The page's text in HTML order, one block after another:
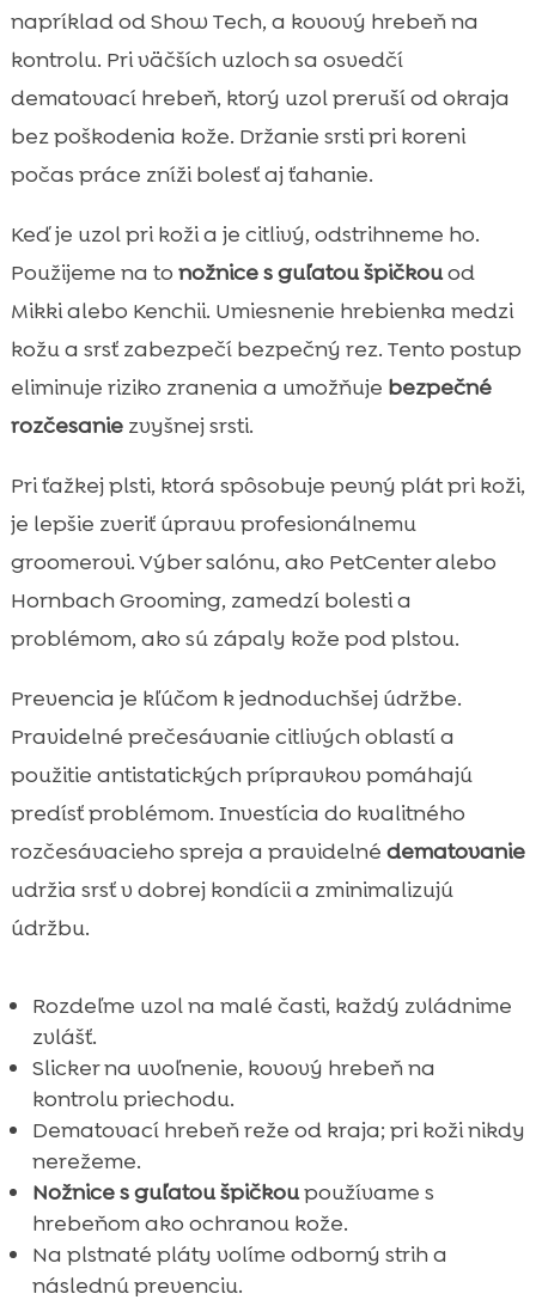
napríklad od Show Tech, a kovový hrebeň na
kontrolu. Pri väčších uzloch sa osvedčí
dematovací hrebeň, ktorý uzol preruší od okraja
bez poškodenia kože. Držanie srsti pri koreni
počas práce zníži bolesť aj ťahanie.
Keď je uzol pri koži a je citlivý, odstrihneme ho.
Použijeme na to nožnice s guľatou špičkouod
Mikki alebo Kenchii. Umiesnenie hrebienka medzi
kožu a srsť zabezpečí bezpečný rez. Tento postup
eliminuje riziko zranenia a umožňuje bezpečné
rozčesaniezvyšnej srsti.
Pri ťažkej plsti, ktorá spôsobuje pevný plát pri koži,
je lepšie zveriť úpravu profesionálnemu
groomerovi. Výber salónu, ako PetCenter alebo
Hornbach Grooming, zamedzí bolesti a
problémom, ako sú zápaly kože pod plstou.
Prevencia je kľúčom k jednoduchšej údržbe.
Pravidelné prečesávanie citlivých oblastí a
použitie antistatických prípravkov pomáhajú
predísť problémom. Investícia do kvalitného
rozčesávacieho spreja a pravidelné dematovanie
udržia srsť v dobrej kondícii a zminimalizujú
údržbu.
Rozdeľme uzol na malé časti, každý zvládnime
zvlášť.
Slicker na uvoľnenie, kovový hrebeň na
kontrolu priechodu.
Dematovací hrebeň reže od kraja; pri koži nikdy
nerežeme.
Nožnice s guľatou špičkoupoužívame s
hrebeňom ako ochranou kože.
Na plstnaté pláty volíme odborný strih a
následnú prevenciu.